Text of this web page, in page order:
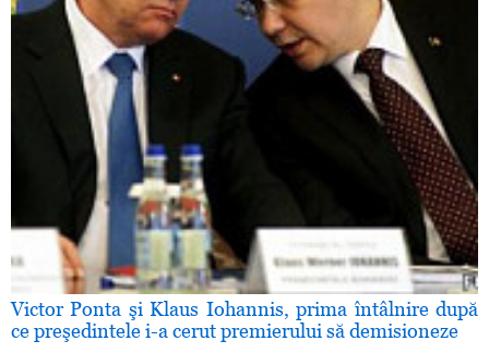
Victor Ponta şi Klaus Iohannis, prima întâlnire după
ce preşedintele i-a cerut premierului să demisioneze